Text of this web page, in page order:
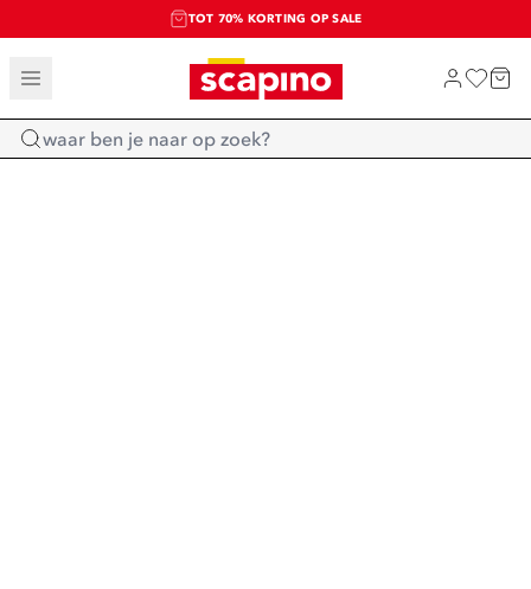
TOT 70% KORTING OP SALE
SALE: LAATSTE KANS!
SHOP NIEUW
Home